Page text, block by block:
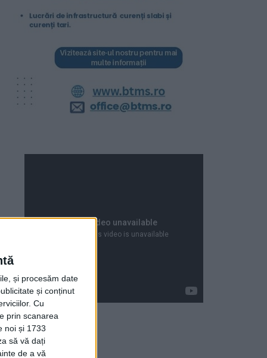
și procesăm date
și conținut
Cu
prin scanarea
noi și 1733
să vă dați
de a vă
Articole recente